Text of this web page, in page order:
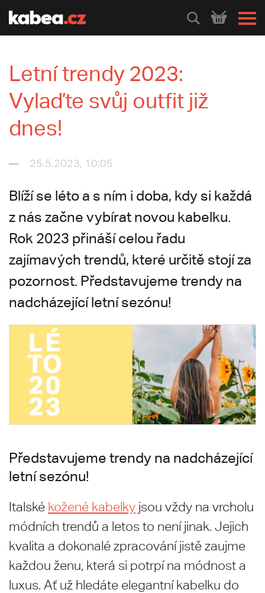
HLEDEJ
Letní trendy 2023:
Vylaďte svůj outfit již
dnes!
25.5.2023, 10:05
Blíží se léto a s ním i doba, kdy si každá
z nás začne vybírat novou kabelku.
Rok 2023 přináší celou řadu
zajímavých trendů, které určitě stojí za
pozornost. Představujeme trendy na
nadcházející letní sezónu!
Představujeme trendy na nadcházející
letní sezónu!
Italské kožené kabelky jsou vždy na vrcholu
módních trendů a letos to není jinak. Jejich
kvalita a dokonalé zpracování jistě zaujme
každou ženu, která si potrpí na módnost a
luxus. Ať už hledáte elegantní kabelku do